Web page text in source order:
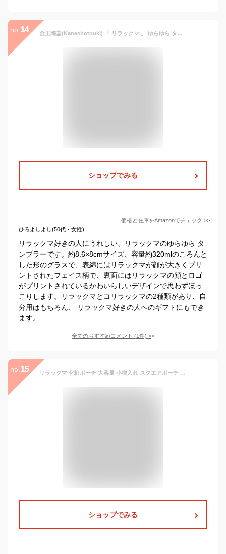
no. 14 金正陶器(Kaneshotouki) 「 リラックマ 」 ゆらゆら タンブラー 320ml フェイス 362114 01.リラックマ
ショップでみる
価格と在庫をAmazonでチェック >>
ひろよしよし(50代・女性)
リラックマ好きの人にうれしい、リラックマのゆらゆら タ
ンブラーです。約8.6×8cmサイズ、容量約320mlのころんと
した形のグラスで、表綿にはリラックマが顔が大きくプリ
ントされたフェイス柄で、裏面にはリラックマの顔とロゴ
がプリントされているかわいらしいデザインで思わずほっ
こりします。リラックマとコリラックマの2種類があり、自
分用はもちろん、 リラックマ好きの人へのギフトにもでき
ます。
全てのおすすめコメント (1件) >
no. 15 リラックマ 化粧ポーチ 大容量 小物入れ スクエアポーチ 化粧 コスメポーチ ファスナー ポケットたくさん ガジェットケース レディース 女子 通勤 通学 旅行 OL 整理整頓 大人 大学生 高校生 学生 子供 可愛い かわいい キャラクター グッズ 人気
ショップでみる